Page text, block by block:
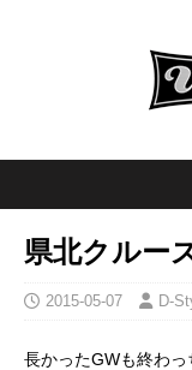
県北クルー
2015-05-07 D-
長かったGWも終わっ